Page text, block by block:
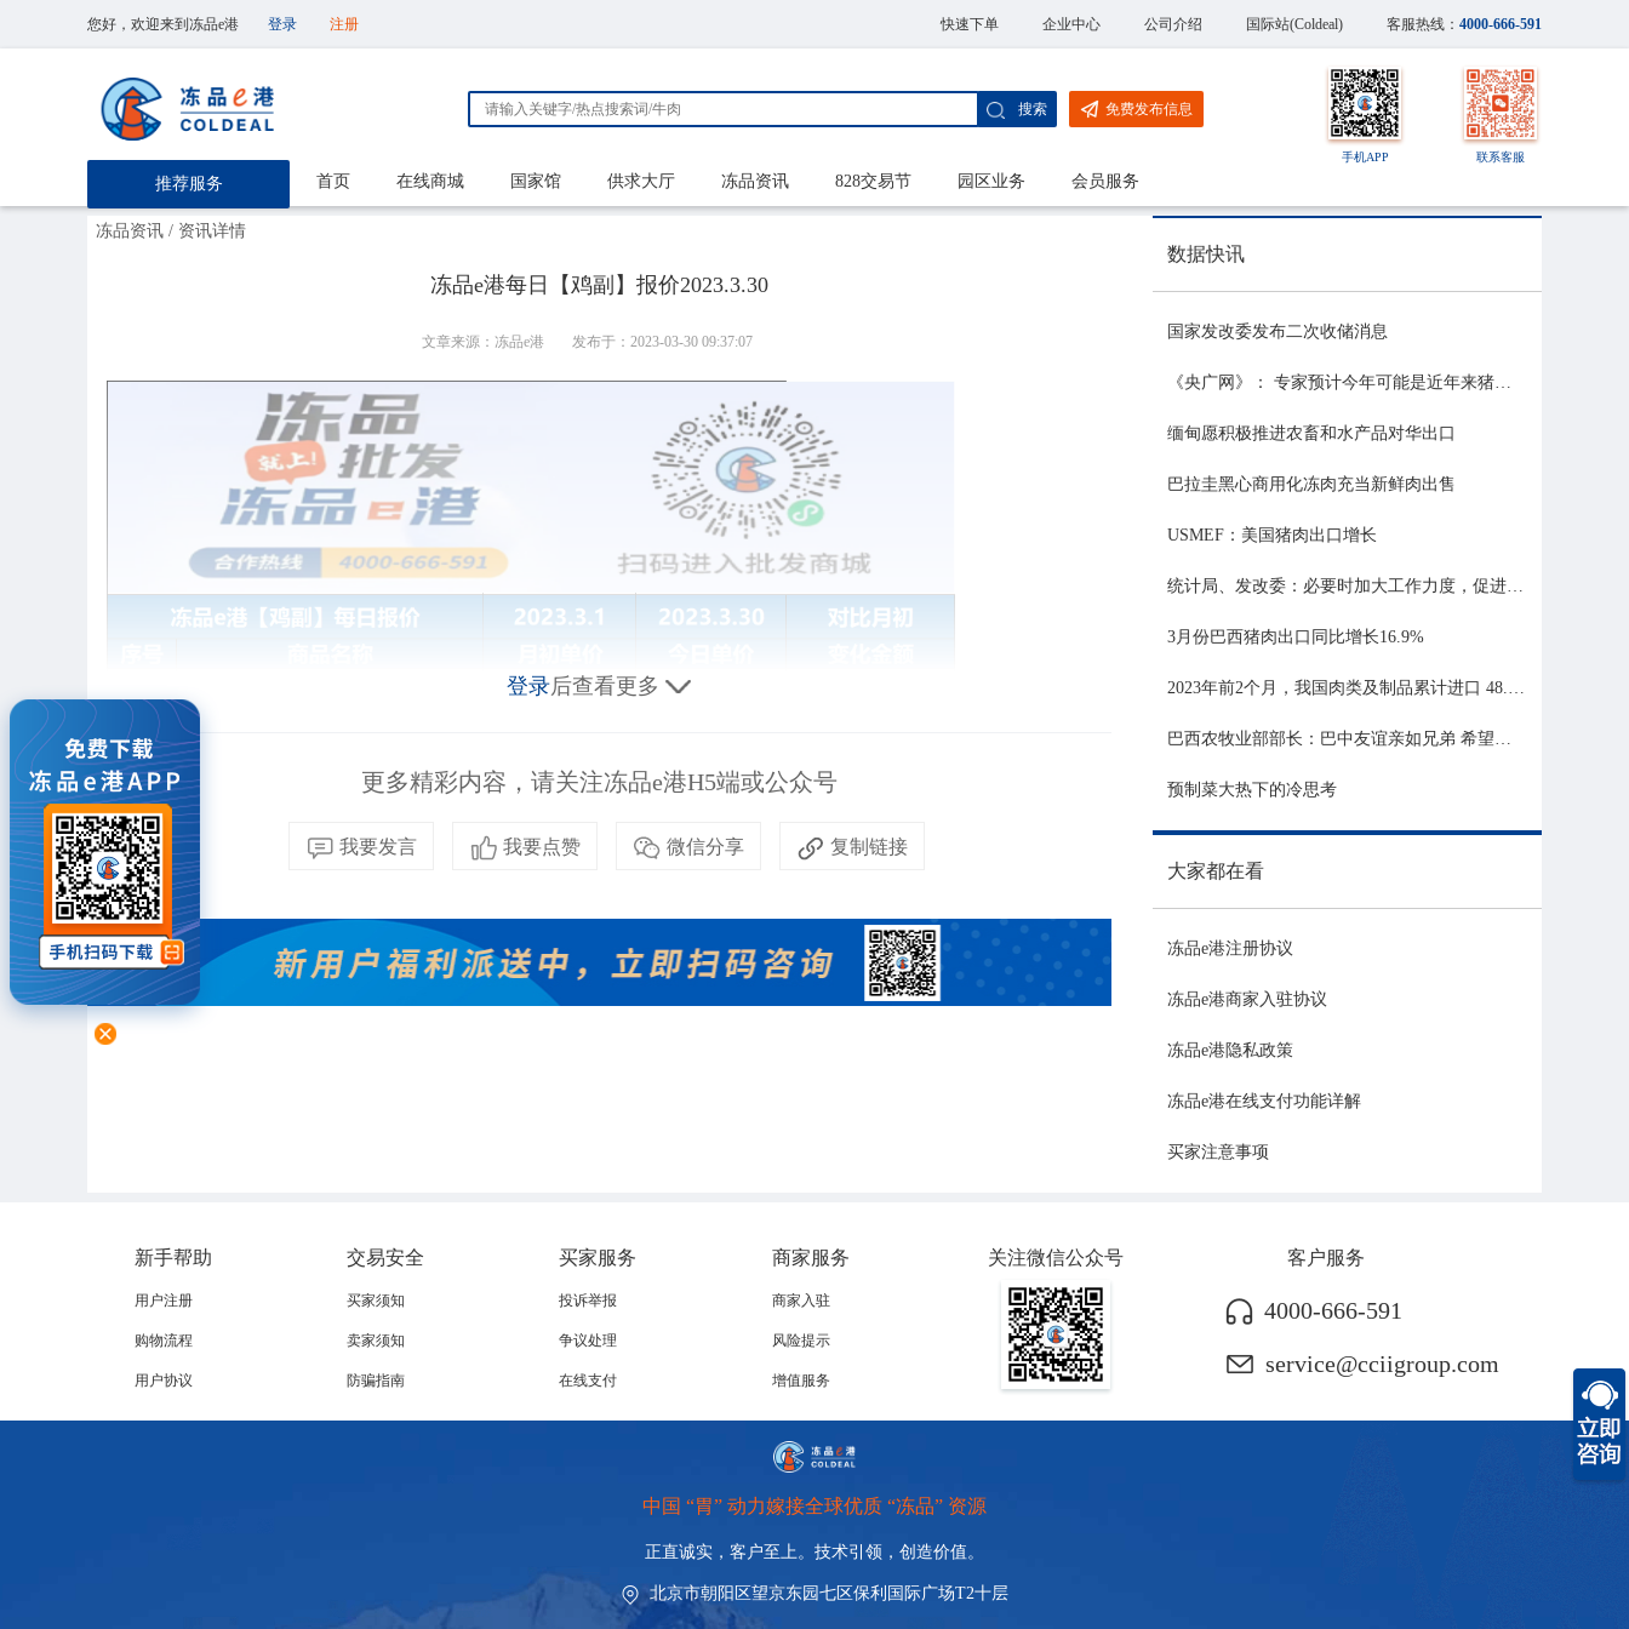
您好，欢迎来到冻品e港 登录 注册 快速下单 企业中心 公司介绍 国际站(Coldeal) 客服热线： 4000-666-591
推荐服务
搜索 免费发布信息
手机APP 联系客服
首页 在线商城 国家馆 供求大厅 冻品资讯 828交易节 园区业务 会员服务
冻品资讯 / 资讯详情
冻品e港每日【鸡副】报价2023.3.30
文章来源：冻品e港 发布于：2023-03-30 09:37:07
登录后查看更多
更多精彩内容，请关注冻品e港H5端或公众号
我要发言 我要点赞 微信分享 复制链接
数据快讯
国家发改委发布二次收储消息
《央广网》： 专家预计今年可能是近年来猪价最稳的一年
缅甸愿积极推进农畜和水产品对华出口
巴拉圭黑心商用化冻肉充当新鲜肉出售
USMEF：美国猪肉出口增长
统计局、发改委：必要时加大工作力度，促进生猪市场平稳运行
3月份巴西猪肉出口同比增长16.9%
2023年前2个月，我国肉类及制品累计进口 48.06 亿美元，同比增长 21.81%
巴西农牧业部部长：巴中友谊亲如兄弟 希望与中国深化农业合作
预制菜大热下的冷思考
大家都在看
冻品e港注册协议
冻品e港商家入驻协议
冻品e港隐私政策
冻品e港在线支付功能详解
买家注意事项
新手帮助
用户注册
购物流程
用户协议
交易安全
买家须知
卖家须知
防骗指南
买家服务
投诉举报
争议处理
在线支付
商家服务
商家入驻
风险提示
增值服务
关注微信公众号 客户服务
4000-666-591
service@cciigroup.com
中国 “胃” 动力嫁接全球优质 “冻品” 资源
正直诚实，客户至上。技术引领， 创造价值。
北京市朝阳区望京东园七区保利国际广场T2十层